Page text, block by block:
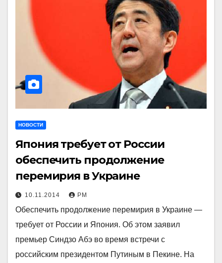
НОВОСТИ
Япония требует от России
обеспечить продолжение
перемирия в Украине
10.11.2014 РМ
Обеспечить продолжение перемирия в Украине —
требует от России и Япония. Об этом заявил
премьер Синдзо Абэ во время встречи с
российским президентом Путиным в Пекине. На